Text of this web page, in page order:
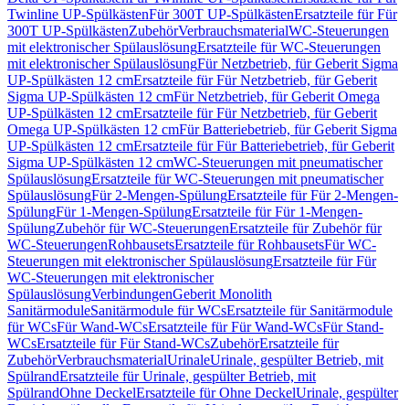
Twinline UP-SpülkästenFür 300T UP-SpülkästenErsatzteile für Für
300T UP-SpülkästenZubehörVerbrauchsmaterialWC-Steuerungen
mit elektronischer SpülauslösungErsatzteile für WC-Steuerungen
mit elektronischer SpülauslösungFür Netzbetrieb, für Geberit Sigma
UP-Spülkästen 12 cmErsatzteile für Für Netzbetrieb, für Geberit
Sigma UP-Spülkästen 12 cmFür Netzbetrieb, für Geberit Omega
UP-Spülkästen 12 cmErsatzteile für Für Netzbetrieb, für Geberit
Omega UP-Spülkästen 12 cmFür Batteriebetrieb, für Geberit Sigma
UP-Spülkästen 12 cmErsatzteile für Für Batteriebetrieb, für Geberit
Sigma UP-Spülkästen 12 cmWC-Steuerungen mit pneumatischer
SpülauslösungErsatzteile für WC-Steuerungen mit pneumatischer
SpülauslösungFür 2-Mengen-SpülungErsatzteile für Für 2-Mengen-
SpülungFür 1-Mengen-SpülungErsatzteile für Für 1-Mengen-
SpülungZubehör für WC-SteuerungenErsatzteile für Zubehör für
WC-SteuerungenRohbausetsErsatzteile für RohbausetsFür WC-
Steuerungen mit elektronischer SpülauslösungErsatzteile für Für
WC-Steuerungen mit elektronischer
SpülauslösungVerbindungenGeberit Monolith
SanitärmoduleSanitärmodule für WCsErsatzteile für Sanitärmodule
für WCsFür Wand-WCsErsatzteile für Für Wand-WCsFür Stand-
WCsErsatzteile für Für Stand-WCsZubehörErsatzteile für
ZubehörVerbrauchsmaterialUrinaleUrinale, gespülter Betrieb, mit
SpülrandErsatzteile für Urinale, gespülter Betrieb, mit
SpülrandOhne DeckelErsatzteile für Ohne DeckelUrinale, gespülter